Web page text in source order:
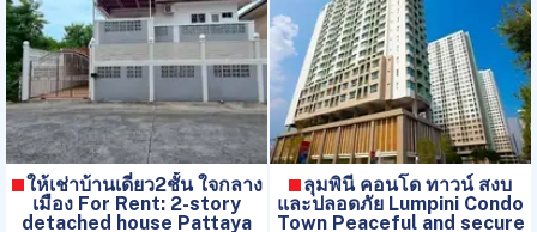
ให้เช่าบ้านเดี่ยว2ชั้น ใจกลาง
เมือง For Rent: 2-story
detached house Pattaya
ลุมพินี คอนโด ทาวน์ สงบ
และปลอดภัย Lumpini Condo
Town Peaceful and secure